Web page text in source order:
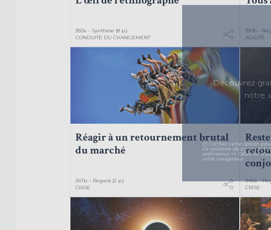
350a – Synthèse (8 p.)
CONDUITE DU CHANGEMENT
350b –
AGILITÉ
Réagir à un retournement brutal
du marché
347b – Regard (2 p.)
CRISE
346b –
CRISE
Découvrez
notre
(1) Cochez cette option
Ce système de trace est
ordinateur, ni l'affecter
votre navigateur.